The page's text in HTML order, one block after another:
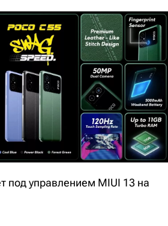
под управлением MIUI 13 на